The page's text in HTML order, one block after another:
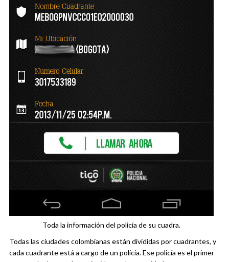
Toda la información del policía de su cuadra.
Todas las ciudades colombianas están divididas por cuadrantes, y
cada cuadrante está a cargo de un policía. Ese policía es el primer